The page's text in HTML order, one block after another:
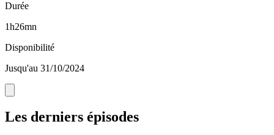
Durée
1h26mn
Disponibilité
Jusqu'au 31/10/2024
Les derniers épisodes